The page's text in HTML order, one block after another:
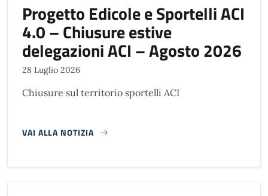
Progetto Edicole e Sportelli ACI
4.0 – Chiusure estive
delegazioni ACI – Agosto 2026
28 Luglio 2026
Chiusure sul territorio sportelli ACI
VAI ALLA NOTIZIA